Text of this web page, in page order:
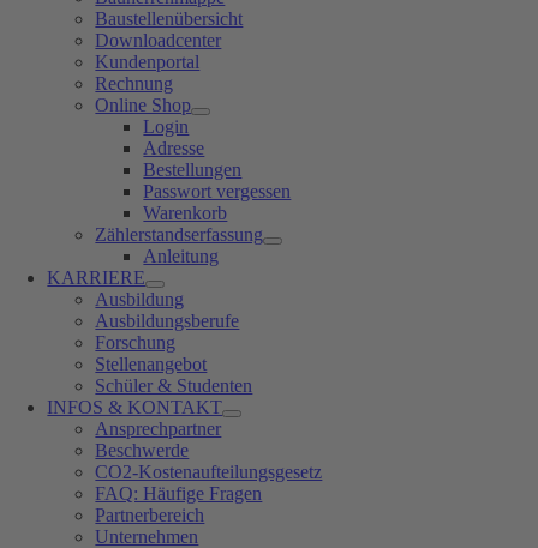
Baustellenübersicht
Downloadcenter
Kundenportal
Rechnung
Online Shop
Login
Adresse
Bestellungen
Passwort vergessen
Warenkorb
Zählerstandserfassung
Anleitung
KARRIERE
Ausbildung
Ausbildungsberufe
Forschung
Stellenangebot
Schüler & Studenten
INFOS & KONTAKT
Ansprechpartner
Beschwerde
CO2-Kostenaufteilungsgesetz
FAQ: Häufige Fragen
Partnerbereich
Unternehmen